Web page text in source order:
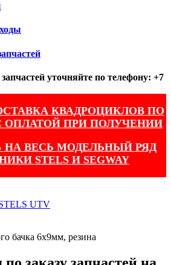
уточняйте по телефону: +7
КВАДРОЦИКЛОВ ПО
ПРИ ПОЛУЧЕНИИ
НА ВЕСЬ МОДЕЛЬНЫЙ РЯД
STELS И SEGWAY
UTV
бачка 6x9мм, резина